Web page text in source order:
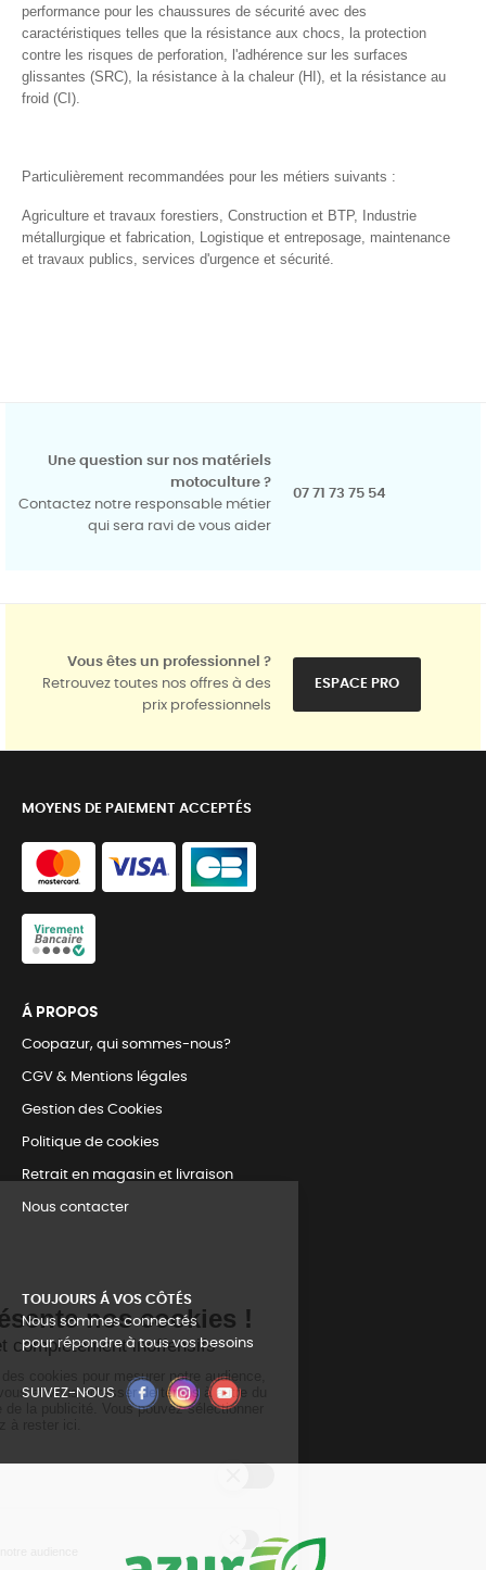
performance pour les chaussures de sécurité avec des
caractéristiques telles que la résistance aux chocs, la protection
contre les risques de perforation, l'adhérence sur les surfaces
glissantes (SRC), la résistance à la chaleur (HI), et la résistance au
froid (CI).
Particulièrement recommandées pour les métiers suivants :
Agriculture et travaux forestiers, Construction et BTP, Industrie
métallurgique et fabrication, Logistique et entreposage, maintenance
et travaux publics, services d'urgence et sécurité.
Une question sur nos matériels
motoculture ?
Contactez notre responsable métier
qui sera ravi de vous aider
07 71 73 75 54
Vous êtes un professionnel ?
Retrouvez toutes nos offres à des
prix professionnels
ESPACE PRO
MOYENS DE PAIEMENT ACCEPTÉS
Á PROPOS
Coopazur, qui sommes-nous?
CGV & Mentions légales
Gestion des Cookies
Politique de cookies
Retrait en magasin et livraison
Nous contacter
TOUJOURS Á VOS CÔTÉS
Nous sommes connectés
pour répondre à tous vos besoins
SUIVEZ-NOUS